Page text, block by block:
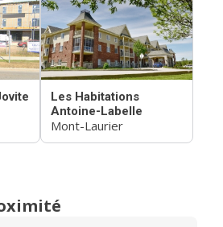
Les Habitations
Antoine-Labelle
Mont-Laurier